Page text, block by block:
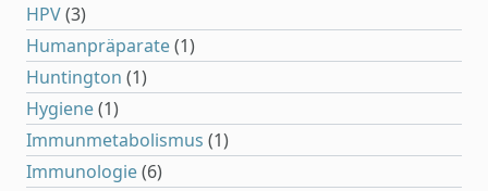
HPV(3)
Humanpräparate(1)
Huntington (1)
Hygiene(1)
Immunmetabolismus (1)
Immunologie(6)